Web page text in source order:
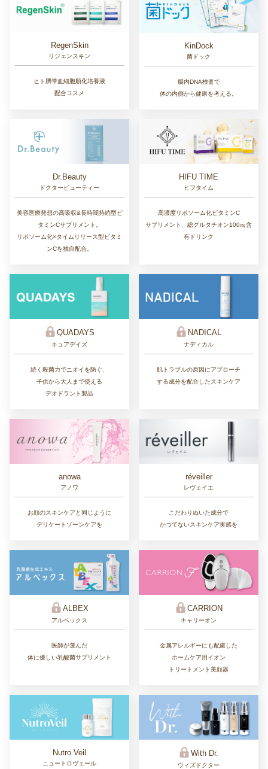
RegenSkin
リジェンスキン
ヒト臍帯血細胞順化培養液
配合コスメ
KinDock
菌ドック
腸内DNA検査で
体の内側から健康を考える。
Dr.Beauty
ドクタービューティー
美容医療発想の高吸収&長時間持続型ビ
タミンCサプリメント。
リポソーム化×タイムリリース型ビタミ
ンCを独自配合。
HIFU TIME
ヒフタイム
高濃度リポソーム化ビタミンC
サプリメント、総グルタチオン100㎎含
有ドリンク
QUADAYS
キュアデイズ
続く殺菌力でニオイを防ぐ、
子供から大人まで使える
デオドラント製品
NADICAL
ナディカル
肌トラブルの原因にアプローチ
する成分を配合したスキンケア
anowa
アノワ
お顔のスキンケアと同じように
デリケートゾーンケアを
réveiller
レヴェイエ
こだわりぬいた成分で
かつてないスキンケア実感を
ALBEX
アルベックス
医師が選んだ
体に優しい乳酸菌サプリメント
CARRION
キャリーオン
金属アレルギーにも配慮した
ホームケア用イオン
トリートメント美顔器
Nutro Veil
ニュートロヴェール
With Dr.
ウィズドクター